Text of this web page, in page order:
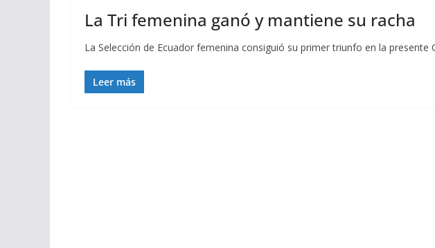
La Tri femenina ganó y mantiene su racha
La Selección de Ecuador femenina consiguió su primer triunfo en la presente
Leer más